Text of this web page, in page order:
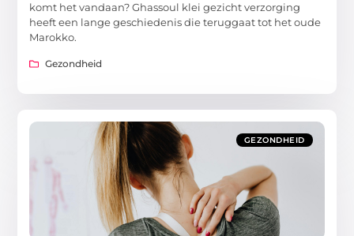
komt het vandaan? Ghassoul klei gezicht verzorging
heeft een lange geschiedenis die teruggaat tot het oude
Marokko.
Gezondheid
GEZONDHEID